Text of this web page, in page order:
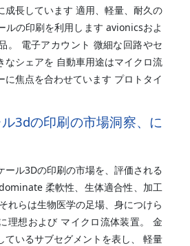
成長しています 適用、軽量、耐久の
ルの印刷を利用します avionicsおよ
。 電子アカウント 微細な回路やセ
なシェアを 自動車用途はマイクロ流
に焦点を合わせています プロトタイ
3dの印刷の市場洞察、に
ール3Dの印刷の市場を、評価される
柔軟性、生体適合性、加工
れらは生物医学の足場、身につけら
理想および マイクロ流体装置。 金
ているサブセグメントを表し、 軽量